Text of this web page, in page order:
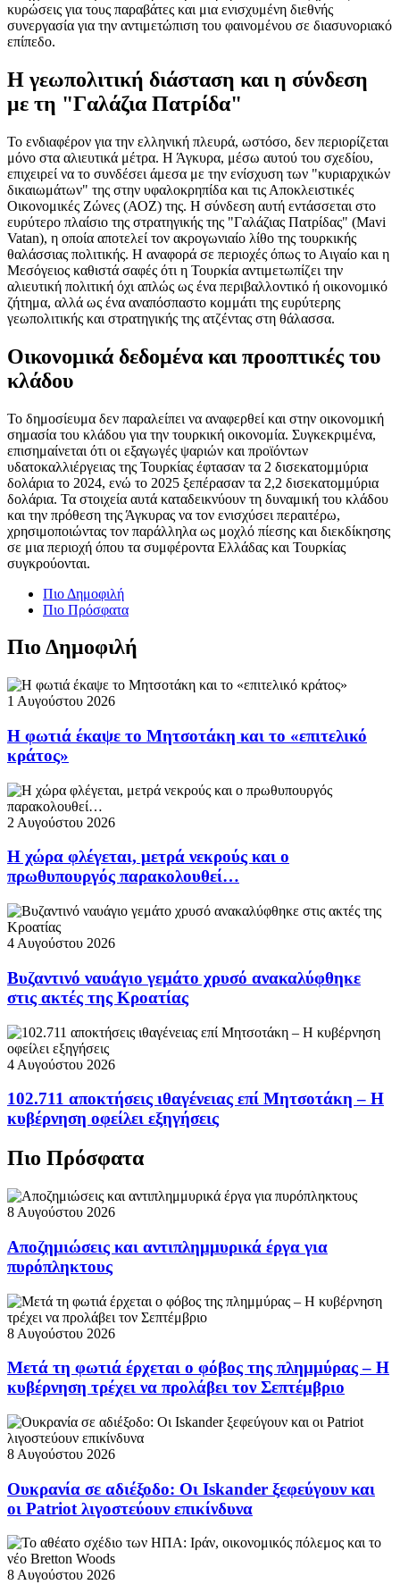
κυρώσεις για τους παραβάτες και μια ενισχυμένη διεθνής
συνεργασία για την αντιμετώπιση του φαινομένου σε διασυνοριακό
επίπεδο.
Η γεωπολιτική διάσταση και η σύνδεση
με τη "Γαλάζια Πατρίδα"
Το ενδιαφέρον για την ελληνική πλευρά, ωστόσο, δεν περιορίζεται
μόνο στα αλιευτικά μέτρα. Η Άγκυρα, μέσω αυτού του σχεδίου,
επιχειρεί να το συνδέσει άμεσα με την ενίσχυση των "κυριαρχικών
δικαιωμάτων" της στην υφαλοκρηπίδα και τις Αποκλειστικές
Οικονομικές Ζώνες (ΑΟΖ) της. Η σύνδεση αυτή εντάσσεται στο
ευρύτερο πλαίσιο της στρατηγικής της "Γαλάζιας Πατρίδας" (Mavi
Vatan), η οποία αποτελεί τον ακρογωνιαίο λίθο της τουρκικής
θαλάσσιας πολιτικής. Η αναφορά σε περιοχές όπως το Αιγαίο και η
Μεσόγειος καθιστά σαφές ότι η Τουρκία αντιμετωπίζει την
αλιευτική πολιτική όχι απλώς ως ένα περιβαλλοντικό ή οικονομικό
ζήτημα, αλλά ως ένα αναπόσπαστο κομμάτι της ευρύτερης
γεωπολιτικής και στρατηγικής της ατζέντας στη θάλασσα.
Οικονομικά δεδομένα και προοπτικές του
κλάδου
Το δημοσίευμα δεν παραλείπει να αναφερθεί και στην οικονομική
σημασία του κλάδου για την τουρκική οικονομία. Συγκεκριμένα,
επισημαίνεται ότι οι εξαγωγές ψαριών και προϊόντων
υδατοκαλλιέργειας της Τουρκίας έφτασαν τα 2 δισεκατομμύρια
δολάρια το 2024, ενώ το 2025 ξεπέρασαν τα 2,2 δισεκατομμύρια
δολάρια. Τα στοιχεία αυτά καταδεικνύουν τη δυναμική του κλάδου
και την πρόθεση της Άγκυρας να τον ενισχύσει περαιτέρω,
χρησιμοποιώντας τον παράλληλα ως μοχλό πίεσης και διεκδίκησης
σε μια περιοχή όπου τα συμφέροντα Ελλάδας και Τουρκίας
συγκρούονται.
Πιο Δημοφιλή
Πιο Πρόσφατα
Πιο Δημοφιλή
1 Αυγούστου 2026
Η φωτιά έκαψε το Μητσοτάκη και το «επιτελικό
κράτος»
2 Αυγούστου 2026
Η χώρα φλέγεται, μετρά νεκρούς και ο
πρωθυπουργός παρακολουθεί…
4 Αυγούστου 2026
Βυζαντινό ναυάγιο γεμάτο χρυσό ανακαλύφθηκε
στις ακτές της Κροατίας
4 Αυγούστου 2026
102.711 αποκτήσεις ιθαγένειας επί Μητσοτάκη – Η
κυβέρνηση οφείλει εξηγήσεις
Πιο Πρόσφατα
8 Αυγούστου 2026
Αποζημιώσεις και αντιπλημμυρικά έργα για
πυρόπληκτους
8 Αυγούστου 2026
Μετά τη φωτιά έρχεται ο φόβος της πλημμύρας – Η
κυβέρνηση τρέχει να προλάβει τον Σεπτέμβριο
8 Αυγούστου 2026
Ουκρανία σε αδιέξοδο: Οι Iskander ξεφεύγουν και
οι Patriot λιγοστεύουν επικίνδυνα
8 Αυγούστου 2026